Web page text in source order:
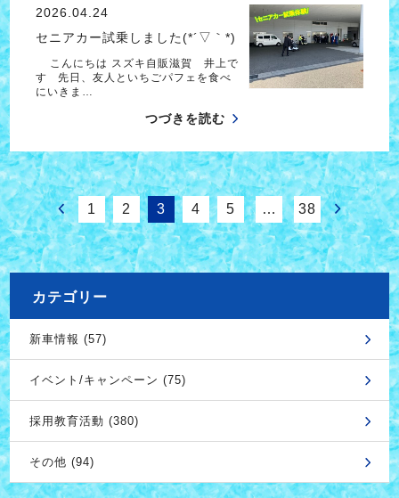
2026.04.24
セニアカー試乗しました(*´▽｀*)
こんにちは スズキ自販滋賀 井上で
す 先日、友人といちごパフェを食べ
にいきま…
つづきを読む
1 2 3 4 5 … 38
カテゴリー
新車情報 (57)
イベント/キャンペーン (75)
採用教育活動 (380)
その他 (94)